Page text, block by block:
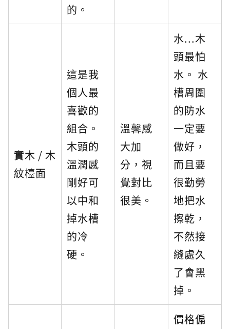
的。
實木 / 木
紋檯面
這是我
個人最
喜歡的
組合。
木頭的
溫潤感
剛好可
以中和
掉水槽
的冷
硬。
溫馨感
大加
分，視
覺對比
很美。
水...木
頭最怕
水。 水
槽周圍
的防水
一定要
做好，
而且要
很勤勞
地把水
擦乾，
不然接
縫處久
了會黑
掉。
價格偏